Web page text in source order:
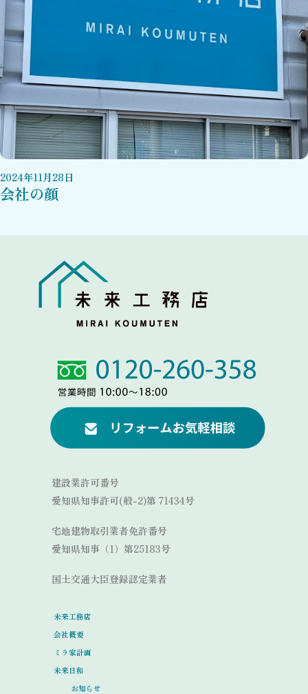
2024年11月28日
会社の顔
Link
Link
建設業許可番号
愛知県知事許可(般-2)第 71434号
宅地建物取引業者免許番号
愛知県知事（1）第25183号
国土交通大臣登録認定業者
未来工務店
会社概要
ミラ家計画
未来日和
お知らせ